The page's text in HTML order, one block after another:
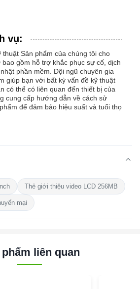
vụ:
thuật Sản phẩm của chúng tôi cho
gồm hỗ trợ khắc phục sự cố, dịch
phần mềm. Đội ngũ chuyên gia
giúp bạn với bất kỳ vấn đề kỹ thuật
có thể có liên quan đến thiết bị của
cung cấp hướng dẫn về cách sử
để đảm bảo hiệu suất và tuổi thọ
Thẻ giới thiệu video LCD 256MB
mại
liên quan